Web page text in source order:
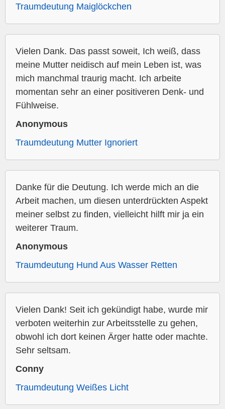
Traumdeutung Maiglöckchen
Vielen Dank. Das passt soweit, Ich weiß, dass
meine Mutter neidisch auf mein Leben ist, was
mich manchmal traurig macht. Ich arbeite
momentan sehr an einer positiveren Denk- und
Fühlweise.
Anonymous
Traumdeutung Mutter Ignoriert
Danke für die Deutung. Ich werde mich an die
Arbeit machen, um diesen unterdrückten Aspekt
meiner selbst zu finden, vielleicht hilft mir ja ein
weiterer Traum.
Anonymous
Traumdeutung Hund Aus Wasser Retten
Vielen Dank! Seit ich gekündigt habe, wurde mir
verboten weiterhin zur Arbeitsstelle zu gehen,
obwohl ich dort keinen Ärger hatte oder machte.
Sehr seltsam.
Conny
Traumdeutung Weißes Licht